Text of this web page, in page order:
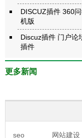
DISCUZ插件 360
机版
Discuz插件 门户论
插件
更多新闻
seo 网站建设